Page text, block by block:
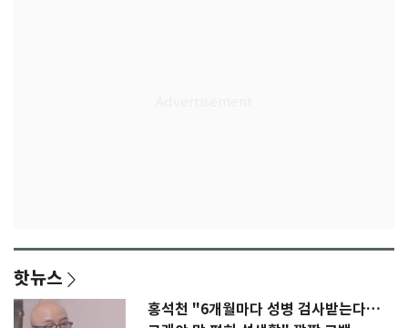
핫뉴스
홍석천 "6개월마다 성병 검사받는다…